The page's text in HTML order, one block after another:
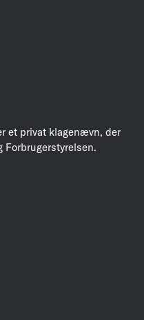
et privat klagenævn, der
Forbrugerstyrelsen.